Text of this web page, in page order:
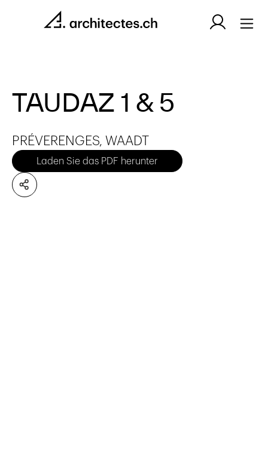
TAUDAZ 1 & 5
PRÉVERENGES, WAADT
Laden Sie das PDF herunter